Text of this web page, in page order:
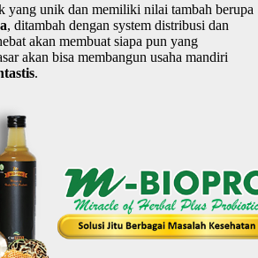
yang unik dan memiliki nilai tambah berupa
, ditambah dengan system distribusi dan
akan membuat siapa pun yang
akan bisa membangun usaha mandiri
.